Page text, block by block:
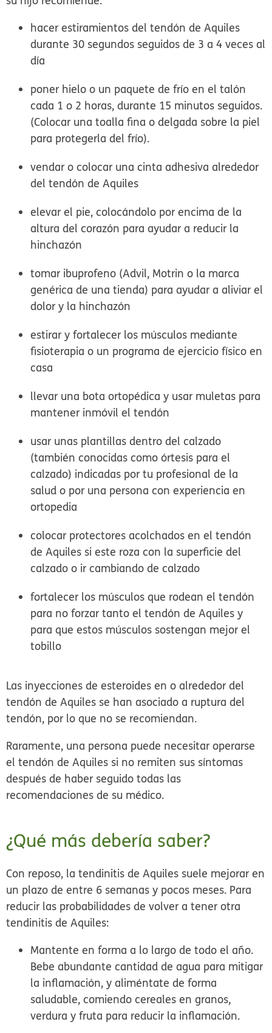
hacer estiramientos del tendón de Aquiles
durante 30 segundos seguidos de 3 a 4 veces al
día
poner hielo o un paquete de frío en el talón
cada 1 o 2 horas, durante 15 minutos seguidos.
(Colocar una toalla fina o delgada sobre la piel
para protegerla del frío).
vendar o colocar una cinta adhesiva alrededor
del tendón de Aquiles
elevar el pie, colocándolo por encima de la
altura del corazón para ayudar a reducir la
hinchazón
tomar ibuprofeno (Advil, Motrin o la marca
genérica de una tienda) para ayudar a aliviar el
dolor y la hinchazón
estirar y fortalecer los músculos mediante
fisioterapia o un programa de ejercicio físico en
casa
llevar una bota ortopédica y usar muletas para
mantener inmóvil el tendón
usar unas plantillas dentro del calzado
(también conocidas como órtesis para el
calzado) indicadas por tu profesional de la
salud o por una persona con experiencia en
ortopedia
colocar protectores acolchados en el tendón
de Aquiles si este roza con la superficie del
calzado o ir cambiando de calzado
fortalecer los músculos que rodean el tendón
para no forzar tanto el tendón de Aquiles y
para que estos músculos sostengan mejor el
tobillo
Las inyecciones de esteroides en o alrededor del
tendón de Aquiles se han asociado a ruptura del
tendón, por lo que no se recomiendan.
Raramente, una persona puede necesitar operarse
el tendón de Aquiles si no remiten sus síntomas
después de haber seguido todas las
recomendaciones de su médico.
¿Qué más debería saber?
Con reposo, la tendinitis de Aquiles suele mejorar en
un plazo de entre 6 semanas y pocos meses. Para
reducir las probabilidades de volver a tener otra
tendinitis de Aquiles:
Mantente en forma a lo largo de todo el año.
Bebe abundante cantidad de agua para mitigar
la inflamación, y aliméntate de forma
saludable, comiendo cereales en granos,
verdura y fruta para reducir la inflamación.